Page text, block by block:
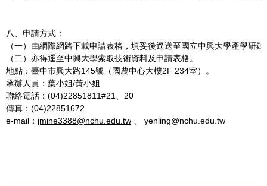
八、申請方式：
（一）由網際網路下載申請表格，填妥後逕送至國立中興大學產學研
（二）亦得逕至中興大學索取技術資料及申請表格。
地點：臺中市興大路145號（國農中心大樓2F 234室）。
承辦人員：葉小姐/黃小姐
聯絡電話：(04)22851811#21、20
傳真：(04)22851672
e-mail： jmine3388@nchu.edu.tw 、 yenling@nchu.edu.tw